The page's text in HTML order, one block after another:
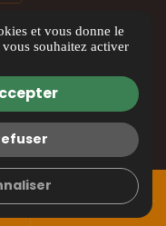
à 17h00
et vous donne le
souhaitez activer